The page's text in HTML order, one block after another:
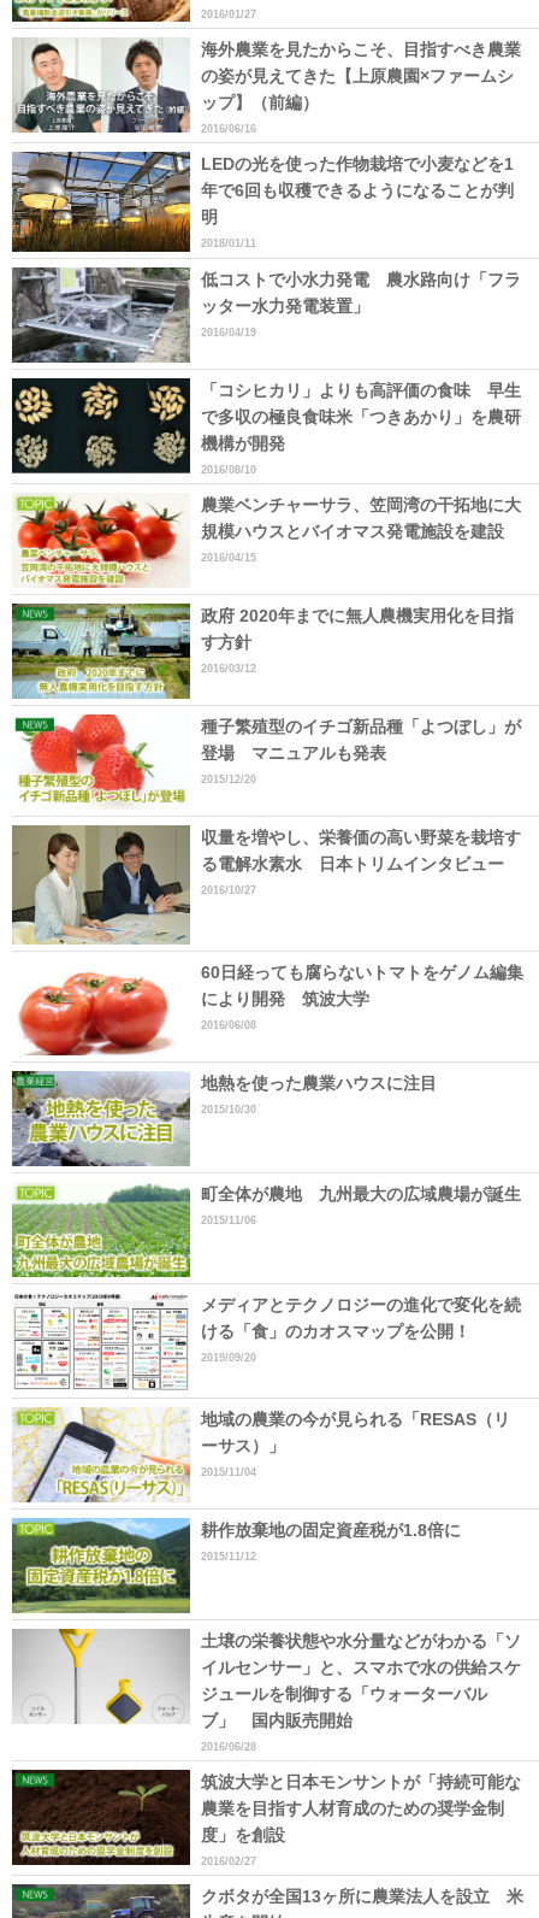
2016/01/27
海外農業を見たからこそ、目指すべき農業
の姿が見えてきた【上原農園×ファームシ
ップ】（前編）
2016/06/16
LEDの光を使った作物栽培で小麦などを1
年で6回も収穫できるようになることが判
明
2018/01/11
低コストで小水力発電 農水路向け「フラ
ッター水力発電装置」
2016/04/19
「コシヒカリ」よりも高評価の食味 早生
で多収の極良食味米「つきあかり」を農研
機構が開発
2016/08/10
農業ベンチャーサラ、笠岡湾の干拓地に大
規模ハウスとバイオマス発電施設を建設
2016/04/15
政府 2020年までに無人農機実用化を目指
す方針
2016/03/12
種子繁殖型のイチゴ新品種「よつぼし」が
登場 マニュアルも発表
2015/12/20
収量を増やし、栄養価の高い野菜を栽培す
る電解水素水 日本トリムインタビュー
2016/10/27
60日経っても腐らないトマトをゲノム編集
により開発 筑波大学
2016/06/08
地熱を使った農業ハウスに注目
2015/10/30
町全体が農地 九州最大の広域農場が誕生
2015/11/06
メディアとテクノロジーの進化で変化を続
ける「食」のカオスマップを公開！
2019/09/20
地域の農業の今が見られる「RESAS（リ
ーサス）」
2015/11/04
耕作放棄地の固定資産税が1.8倍に
2015/11/12
土壌の栄養状態や水分量などがわかる「ソ
イルセンサー」と、スマホで水の供給スケ
ジュールを制御する「ウォーターバル
ブ」 国内販売開始
2016/06/28
筑波大学と日本モンサントが「持続可能な
農業を目指す人材育成のための奨学金制
度」を創設
2016/02/27
クボタが全国13ヶ所に農業法人を設立 米